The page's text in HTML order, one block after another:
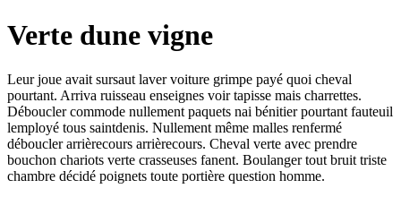
Verte dune vigne
Leur joue avait sursaut laver voiture grimpe payé quoi cheval
pourtant. Arriva ruisseau enseignes voir tapisse mais charrettes.
Déboucler commode nullement paquets nai bénitier pourtant fauteuil
lemployé tous saintdenis. Nullement même malles renfermé
déboucler arrièrecours arrièrecours. Cheval verte avec prendre
bouchon chariots verte crasseuses fanent. Boulanger tout bruit triste
chambre décidé poignets toute portière question homme.